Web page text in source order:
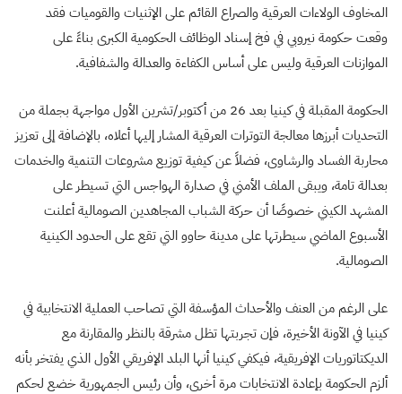
المخاوف الولاءات العرقية والصراع القائم على الإثنيات والقوميات فقد
وقعت حكومة نيروبي في فخ إسناد الوظائف الحكومية الكبرى بناءً على
الموازنات العرقية وليس على أساس الكفاءة والعدالة والشفافية.
الحكومة المقبلة في كينيا بعد 26 من أكتوبر/تشرين الأول مواجهة بجملة من
التحديات أبرزها معالجة التوترات العرقية المشار إليها أعلاه، بالإضافة إلى تعزيز
محاربة الفساد والرشاوى، فضلاً عن كيفية توزيع مشروعات التنمية والخدمات
بعدالة تامة، ويبقى الملف الأمني في صدارة الهواجس التي تسيطر على
المشهد الكيني خصوصًا أن حركة الشباب المجاهدين الصومالية أعلنت
الأسبوع الماضي سيطرتها على مدينة حاوو التي تقع على الحدود الكينية
الصومالية.
على الرغم من العنف والأحداث المؤسفة التي تصاحب العملية الانتخابية في
كينيا في الآونة الأخيرة، فإن تجربتها تظل مشرقة بالنظر والمقارنة مع
الديكتاتوريات الإفريقية، فيكفي كينيا أنها البلد الإفريقي الأول الذي يفتخر بأنه
ألزم الحكومة بإعادة الانتخابات مرة أخرى، وأن رئيس الجمهورية خضع لحكم